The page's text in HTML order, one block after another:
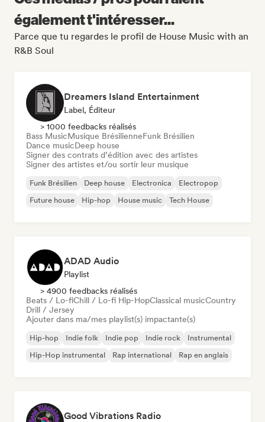
également t'intéresser...
Parce que tu regardes le profil de House Music with an
R&B Soul
Dreamers Island Entertainment
Label, Éditeur
> 1000 feedbacks réalisés
Bass MusicMusique BrésilienneFunk Brésilien
Dance musicDeep house
Signer des contrats d’édition avec des artistes
Signer des artistes et/ou sortir leur musique
Funk Brésilien Deep house Electronica
Electropop
Future house
Hip-hop House music Tech House
ADAD Audio
Playlist
> 4900 feedbacks réalisés
Beats / Lo-fiChill / Lo-fi Hip-HopClassical musicCountry
Drill / Jersey
Ajouter dans ma/mes playlist(s) impactante(s)
Hip-hop Indie folk Indie pop Indie rock
Instrumental
Hip-Hop instrumental
Rap international Rap en anglais
Good Vibrations Radio